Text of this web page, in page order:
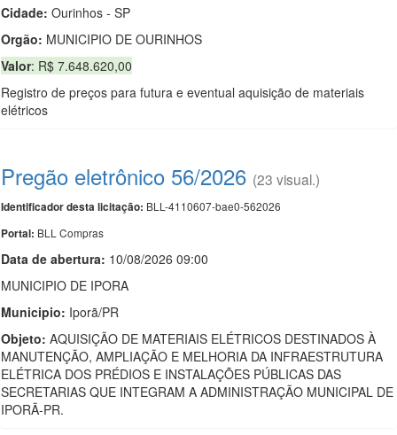
Cidade: Ourinhos - SP
Orgão: MUNICIPIO DE OURINHOS
Valor: R$ 7.648.620,00
Registro de preços para futura e eventual aquisição de materiais
elétricos
Pregão eletrônico 56/2026 (23 visual.)
Identificador desta licitação: BLL-4110607-bae0-562026
Portal: BLL Compras
Data de abertura: 10/08/2026 09:00
MUNICIPIO DE IPORA
Municipio: Iporã/PR
Objeto: AQUISIÇÃO DE MATERIAIS ELÉTRICOS DESTINADOS À
MANUTENÇÃO, AMPLIAÇÃO E MELHORIA DA INFRAESTRUTURA
ELÉTRICA DOS PRÉDIOS E INSTALAÇÕES PÚBLICAS DAS
SECRETARIAS QUE INTEGRAM A ADMINISTRAÇÃO MUNICIPAL DE
IPORÃ-PR.